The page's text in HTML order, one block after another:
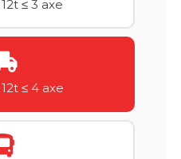
≤ 3 axe
≤ 4 axe